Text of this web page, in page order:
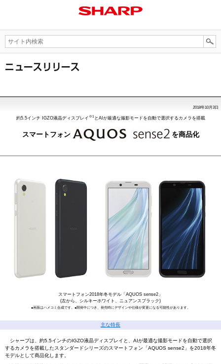
2018年10月3日
約5.5インチ IGZO液晶ディスプレイ ※1とAIが最適な撮影モードを自動で選択するカメラを搭載
スマートフォン を商品化
スマートフォン2018年冬モデル「AQUOS sense2」
(左から、シルキーホワイト、ニュアンスブラック)
●画面はハメコミ合成です。●開発中につき、発売時にデザインや仕様が変更になる可能性があります。
主な特長
シャープは、約5.5インチのIGZO液晶ディスプレイと、AIが最適な撮影モードを自動で選択
するカメラを搭載したスタンダードシリーズのスマートフォン「AQUOS sense2」を2018年冬
モデルとして商品化します。